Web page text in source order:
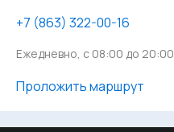
‪+7 (863) 322-00-16
Ежедневно, с 08:00 до 20:00
Проложить маршрут